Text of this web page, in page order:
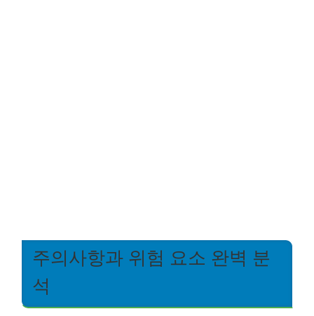
주의사항과 위험 요소 완벽 분
석